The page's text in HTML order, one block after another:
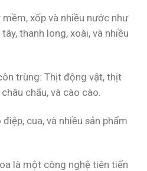
xốp và nhiều nước như
thanh long, xoài, và nhiều
trùng: Thịt động vật, thịt
chấu, và cào cào.
cua, và nhiều sản phẩm
là một công nghệ tiên tiến